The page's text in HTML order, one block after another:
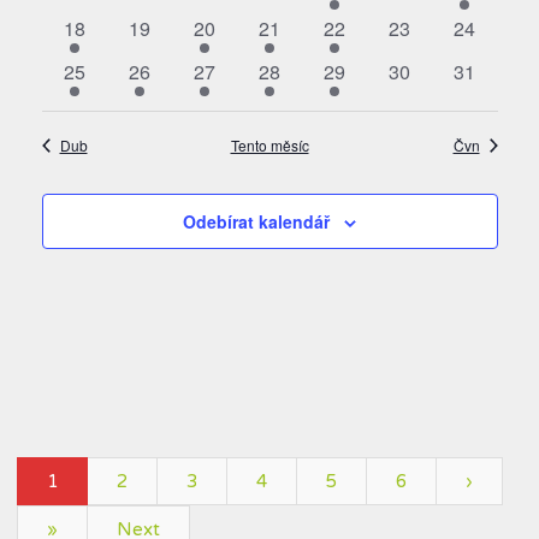
akce
akce
1
akce
18
0
19
1
akce
20
1
akce
21
1
akce
22
0
23
0
24
1
akce
25
1
akce
26
1
akce
27
1
akce
28
1
akce
29
0
30
0
31
Dub Tento měsíc Čvn
Odebírat kalendář
1 2 3 4 5 6 ›
» Next